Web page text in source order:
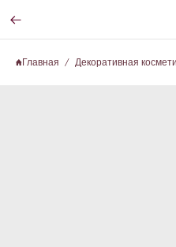
Главная Декоративная